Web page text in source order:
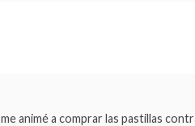
animé a comprar las pastillas